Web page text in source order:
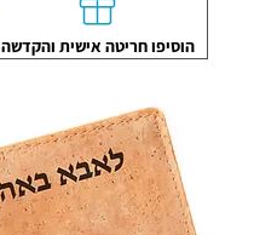
הוסיפו חריטה אישית והקדשה